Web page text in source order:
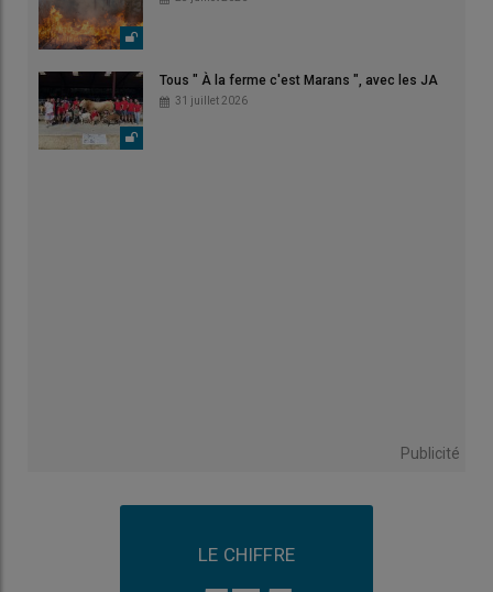
Tous " À la ferme c'est Marans ", avec les JA
31 juillet 2026
Publicité
LE CHIFFRE